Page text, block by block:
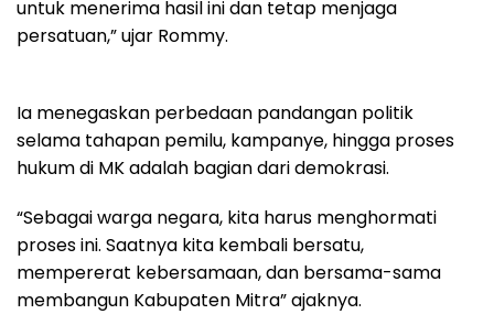
untuk menerima hasil ini dan tetap menjaga
persatuan,” ujar Rommy.
Ia menegaskan perbedaan pandangan politik
selama tahapan pemilu, kampanye, hingga proses
hukum di MK adalah bagian dari demokrasi.
“Sebagai warga negara, kita harus menghormati
proses ini. Saatnya kita kembali bersatu,
mempererat kebersamaan, dan bersama-sama
membangun Kabupaten Mitra” ajaknya.